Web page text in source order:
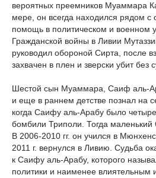
вероятных преемников Муаммара
мере, он всегда находился рядом с
помощь в политическом и военном
Гражданской войны в Ливии
руководил обороной Сирта, после
захвачен в плен и зверски убит без
Шестой сын Муаммара, Саиф аль-
и еще в раннем детстве познал на
когда Саифу аль-Арабу было
бомбили Триполи. Тогда
В 2006-2010 гг. он учился в
2011 г. вернулся в Ливию. Судьба
к Саифу аль-Арабу, которого
политики и наименее влиятельным